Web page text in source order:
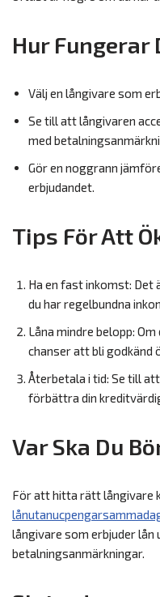
Hur Fungerar
Välj en långivare som
Se till att långivaren
med
Gör en noggrann
erbjudandet.
Tips För Att
Ha en fast inkomst: Det
du har regelbundna
Låna mindre belopp:
chanser att bli godkänd
Återbetala i tid: Se till
förbättra din
Var Ska Du
För att hitta rätt långivare
långivare som erbjuder lån
betalningsanmärkningar.